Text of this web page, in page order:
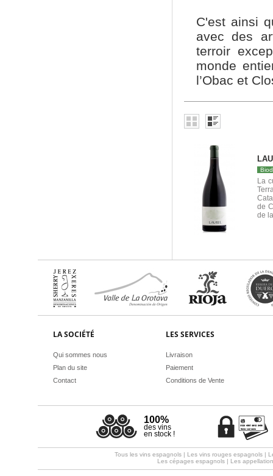
C'est ainsi
avec des
terroir
monde
l’Obac et
La
de
de
LA SOCIÉTÉ
Qui sommes nous
Plan du site
Contact
LES SERVICES
Livraison
Paiement
Conditions de Vente
100%
des vins
en stock !
Tous les vins espagnols | Les vins rouges espagnols |
Les cépages espagnols| Les